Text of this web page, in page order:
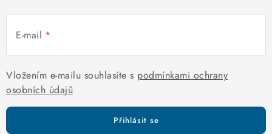
p
r
v
k
y
v
ý
E-mail
Vložením e-mailu souhlasíte s podmínkami ochrany
osobních údajů
Přihlásit se